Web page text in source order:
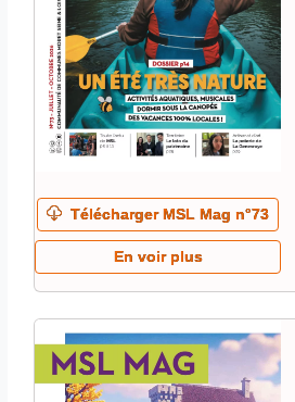
Télécharger MSL Mag n°73
En voir plus